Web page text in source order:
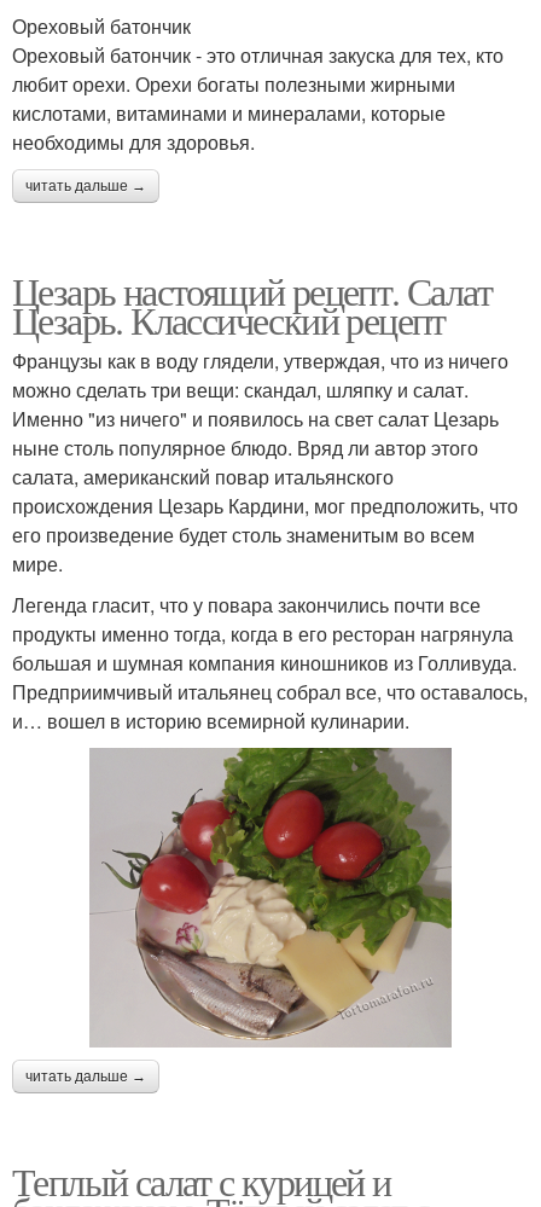
Ореховый батончик
Ореховый батончик - это отличная закуска для тех, кто
любит орехи. Орехи богаты полезными жирными
кислотами, витаминами и минералами, которые
необходимы для здоровья.
читать дальше →
Цезарь настоящий рецепт. Салат
Цезарь. Классический рецепт
Французы как в воду глядели, утверждая, что из ничего
можно сделать три вещи: скандал, шляпку и салат.
Именно "из ничего" и появилось на свет салат Цезарь
ныне столь популярное блюдо. Вряд ли автор этого
салата, американский повар итальянского
происхождения Цезарь Кардини, мог предположить, что
его произведение будет столь знаменитым во всем
мире.
Легенда гласит, что у повара закончились почти все
продукты именно тогда, когда в его ресторан нагрянула
большая и шумная компания киношников из Голливуда.
Предприимчивый итальянец собрал все, что оставалось,
и… вошел в историю всемирной кулинарии.
читать дальше →
Теплый салат с курицей и